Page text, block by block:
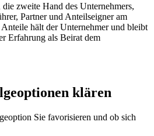
zweite Hand des Unternehmers,
Partner und Anteilseigner am
hält der Unternehmer und bleibt
Erfahrung als Beirat dem
klären
Sie favorisieren und ob sich